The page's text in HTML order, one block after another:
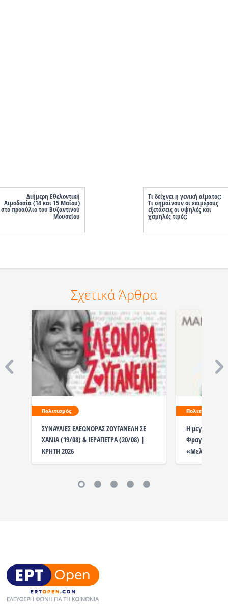
Διήμερη Εθελοντική
Αιμοδοσία (14 και 15 Μαΐου)
στο προαύλιο του Βυζαντινού
Μουσείου
Τι δείχνει η γενική αίματος;
Tι σημαίνουν οι επιμέρους
εξετάσεις οι υψηλές και
χαμηλές τιμές;
Σχετικά Άρθρα
Πολιτισμός
ΣΥΝΑΥΛΙΕΣ ΕΛΕΩΝΟΡΑΣ ΖΟΥΓΑΝΕΛΗ ΣΕ
ΧΑΝΙΑ (19/08) & ΙΕΡΑΠΕΤΡΑ (20/08) |
ΚΡΗΤΗ 2026
Πολιτισμός
Η μεγάλη
Φραγκούλη
«Μελίνα